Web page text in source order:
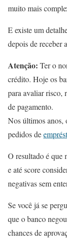
muito mais
E existe um
depois de receber
Atenção: Ter o
crédito. Hoje os
para avaliar risco,
de pagamento.
Nos últimos anos,
pedidos de
O resultado é que
e até score
negativas sem
Se você já se
que o banco
chances de